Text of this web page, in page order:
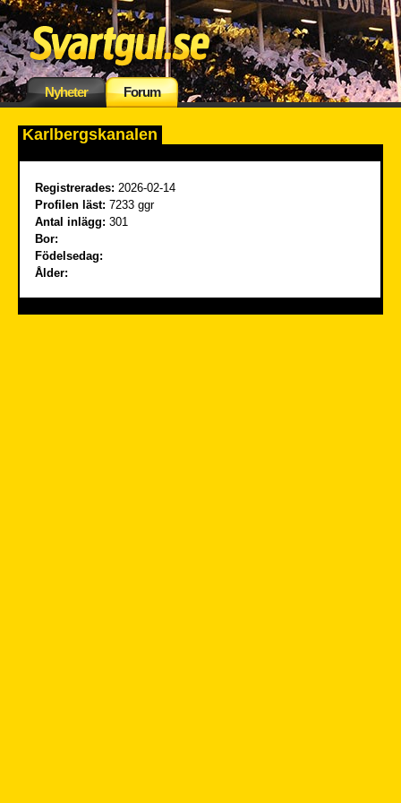
Nyheter Forum
Karlbergskanalen
Registrerades: 2026-02-14
Profilen läst: 7233 ggr
Antal inlägg: 301
Bor:
Födelsedag:
Ålder: